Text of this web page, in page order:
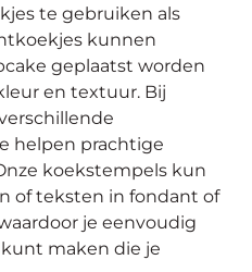
te gebruiken als
kunnen
geplaatst worden
en textuur. Bij
helpen prachtige
koekstempels kun
of teksten in fondant of
je eenvoudig
maken die je